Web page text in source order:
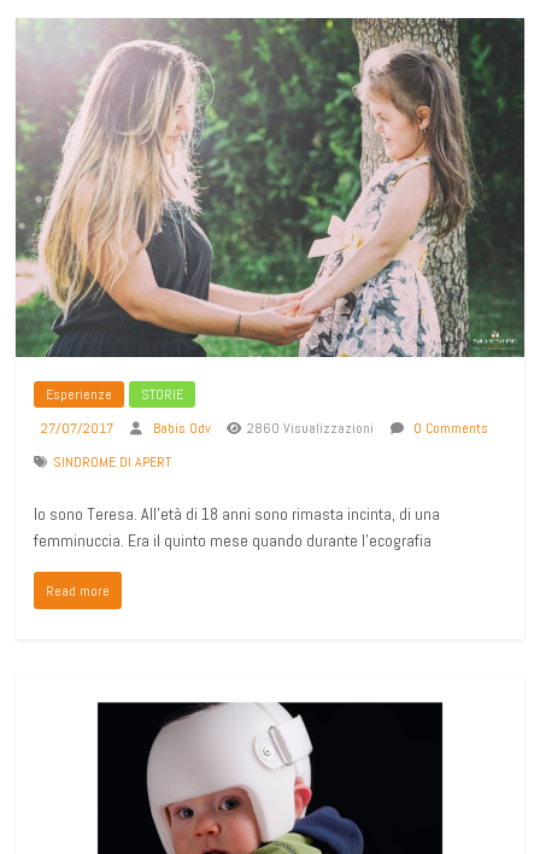
Esperienze
STORIE
27/07/2017
Babis Odv 2860 Visualizzazioni
0 Comments
SINDROME DI APERT
Io sono Teresa. All’età di 18 anni sono rimasta incinta, di una
femminuccia. Era il quinto mese quando durante l’ecografia
Read more